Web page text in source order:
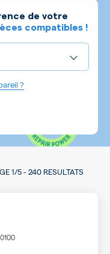
de votre
compatibles !
?
1/5-240 RESULTATS